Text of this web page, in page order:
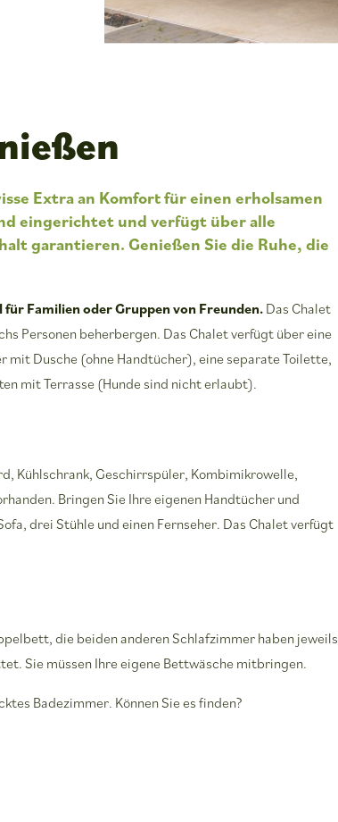
Extra an Komfort für einen erholsamen
eingerichtet und verfügt über alle
garantieren. Genießen Sie die Ruhe, die
Familien oder Gruppen von Freunden. Das Chalet
Personen beherbergen. Das Chalet verfügt über eine
mit Dusche (ohne Handtücher), eine separate Toilette,
mit Terrasse (Hunde sind nicht erlaubt).
Kühlschrank, Geschirrspüler, Kombimikrowelle,
Bringen Sie Ihre eigenen Handtücher und
drei Stühle und einen Fernseher. Das Chalet verfügt
die beiden anderen Schlafzimmer haben jeweils
Sie müssen Ihre eigene Bettwäsche mitbringen.
Badezimmer. Können Sie es finden?